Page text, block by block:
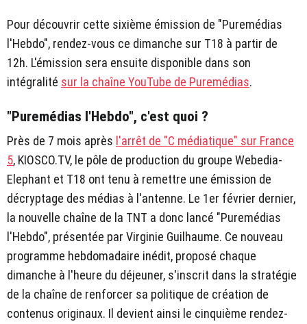
Pour découvrir cette sixième émission de "Puremédias
l'Hebdo", rendez-vous ce dimanche sur T18 à partir de
12h. L'émission sera ensuite disponible dans son
intégralité sur la chaîne YouTube de Puremédias.
"Puremédias l'Hebdo", c'est quoi ?
Près de 7 mois après l'arrêt de "C médiatique" sur France
5, KIOSCO.TV, le pôle de production du groupe Webedia-
Elephant et T18 ont tenu à remettre une émission de
décryptage des médias à l'antenne. Le 1er février dernier,
la nouvelle chaîne de la TNT a donc lancé "Puremédias
l'Hebdo", présentée par Virginie Guilhaume. Ce nouveau
programme hebdomadaire inédit, proposé chaque
dimanche à l'heure du déjeuner, s'inscrit dans la stratégie
de la chaîne de renforcer sa politique de création de
contenus originaux. Il devient ainsi le cinquième rendez-